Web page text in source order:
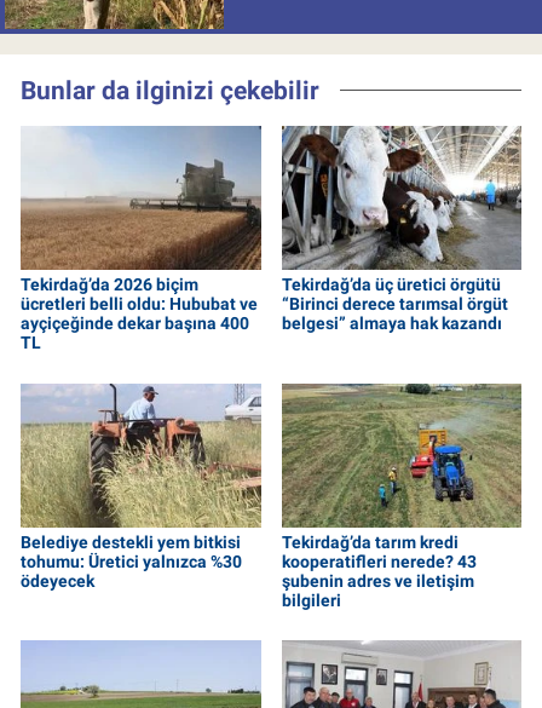
Bunlar da ilginizi çekebilir
Tekirdağ’da 2026 biçim
ücretleri belli oldu: Hububat ve
ayçiçeğinde dekar başına 400
TL
Tekirdağ’da üç üretici örgütü
“Birinci derece tarımsal örgüt
belgesi” almaya hak kazandı
Belediye destekli yem bitkisi
tohumu: Üretici yalnızca %30
ödeyecek
Tekirdağ’da tarım kredi
kooperatifleri nerede? 43
şubenin adres ve iletişim
bilgileri